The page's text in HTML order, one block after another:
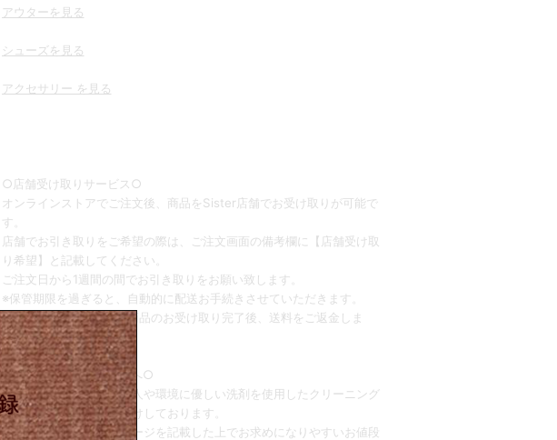
アウターを見る
シューズを見る
アクセサリー を見る
○店舗受け取りサービス○
オンラインストアでご注文後、商品をSister店舗でお受け取りが可能で
す。
店舗でお引き取りをご希望の際は、ご注文画面の備考欄に【店舗受け取
り希望】と記載してください。
ご注文日から1週間の間でお引き取りをお願い致します。
※保管期限を過ぎると、自動的に配送お手続きさせていただきます。
2万円以下のご注文は、商品のお受け取り完了後、送料をご返金しま
す。
○古着をご購入のお客様へ○
全ての商品は可能な限り人や環境に優しい洗剤を使用したクリーニング
と修繕をしお客様へお届けしております。
修復が難しい商品はダメージを記載した上でお求めになりやすいお値段